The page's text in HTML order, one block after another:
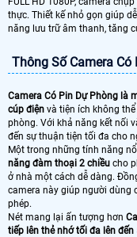
thực. Thiết kế nhỏ gọn giúp
năng lưu trữ âm thanh, tăng
Thông Số Camera Có
Camera Có Pin Dự Phòng là
cúp điện và tiện ích không
phòng. Với khả năng kết nối
đến sự thuận tiện tối đa cho
Một trong những tính năng
năng đàm thoại 2 chiều cho
ở nhà một cách dễ dàng.
camera này giúp người dùng
phép.
Nét mang lại ấn tượng hơn
tiếp lên thẻ nhớ tối đa lên đến